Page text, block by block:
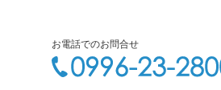
お電話でのお問合せ